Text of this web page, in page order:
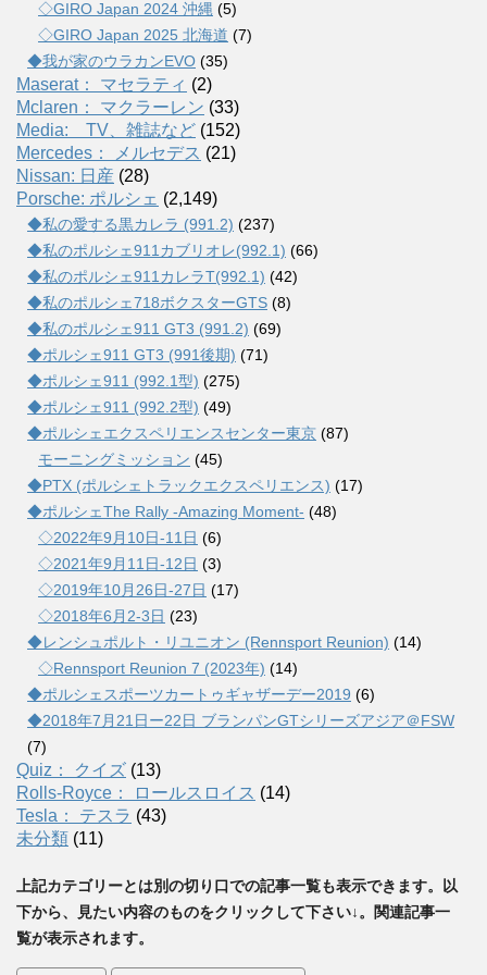
◇GIRO Japan 2024 沖縄 (5)
◇GIRO Japan 2025 北海道 (7)
◆我が家のウラカンEVO (35)
Maserat： マセラティ (2)
Mclaren： マクラーレン (33)
Media: TV、雑誌など (152)
Mercedes： メルセデス (21)
Nissan: 日産 (28)
Porsche: ポルシェ (2,149)
◆私の愛する黒カレラ (991.2) (237)
◆私のポルシェ911カブリオレ(992.1) (66)
◆私のポルシェ911カレラT(992.1) (42)
◆私のポルシェ718ボクスターGTS (8)
◆私のポルシェ911 GT3 (991.2) (69)
◆ポルシェ911 GT3 (991後期) (71)
◆ポルシェ911 (992.1型) (275)
◆ポルシェ911 (992.2型) (49)
◆ポルシェエクスペリエンスセンター東京 (87)
モーニングミッション (45)
◆PTX (ポルシェトラックエクスペリエンス) (17)
◆ポルシェThe Rally -Amazing Moment- (48)
◇2022年9月10日-11日 (6)
◇2021年9月11日-12日 (3)
◇2019年10月26日-27日 (17)
◇2018年6月2-3日 (23)
◆レンシュポルト・リユニオン (Rennsport Reunion) (14)
◇Rennsport Reunion 7 (2023年) (14)
◆ポルシェスポーツカートゥギャザーデー2019 (6)
◆2018年7月21日ー22日 ブランパンGTシリーズアジア＠FSW
(7)
Quiz： クイズ (13)
Rolls-Royce： ロールスロイス (14)
Tesla： テスラ (43)
未分類 (11)
上記カテゴリーとは別の切り口での記事一覧も表示できます。以
下から、見たい内容のものをクリックして下さい↓。関連記事一
覧が表示されます。